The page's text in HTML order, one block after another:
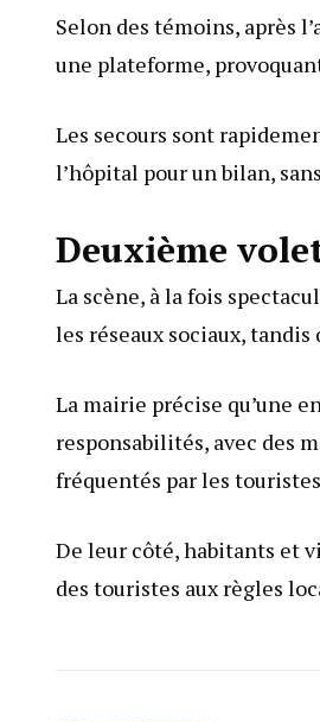
Selon des témoins, après
une plateforme,
Les secours sont
l’hôpital pour un bilan,
Deuxième
La scène, à la fois
les réseaux sociaux,
La mairie précise qu’une
responsabilités, avec des
fréquentés par les
De leur côté, habitants et
des touristes aux règles